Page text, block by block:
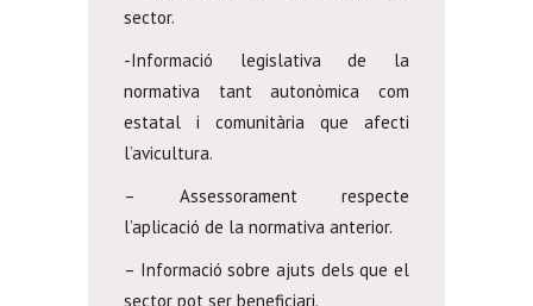
sector.
-Informació legislativa de la
normativa tant autonòmica com
estatal i comunitària que afecti
l’avicultura.
– Assessorament respecte
l’aplicació de la normativa anterior.
– Informació sobre ajuts dels que el
sector pot ser beneficiari.